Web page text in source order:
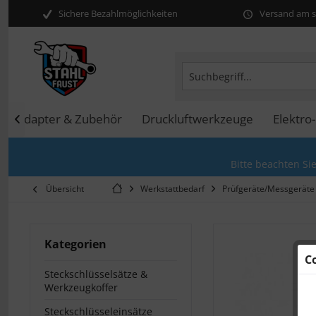
Sichere Bezahlmöglichkeiten Versand am
Adapter & Zubehör Druckluftwerkzeuge

Bitte beachten
Übersicht Werkstattbedarf Prüfgeräte/Messgeräte
Kategorien
Steckschlüsselsätze &
Werkzeugkoffer
Steckschlüsseleinsätze